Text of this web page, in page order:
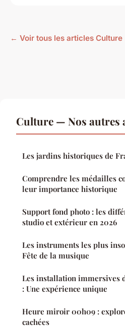
← Voir tous les articles Culture
Culture — Nos autres
Les jardins historiques de
Comprendre les médailles
leur importance historique
Support fond photo : les
studio et extérieur en 2026
Les instruments les plus
Fête de la musique
Les installation immersives
: Une expérience unique
Heure miroir 00h09 :
cachées